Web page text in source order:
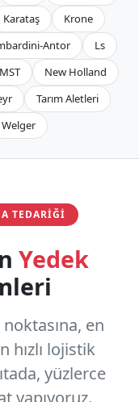
Karataş
Krone
Antor
Ls
MST
New Holland
Tarım Aletleri
Welger
TEDARIĞI
Yedek
en
hızlı lojistik
yüzlerce
yapıyoruz.